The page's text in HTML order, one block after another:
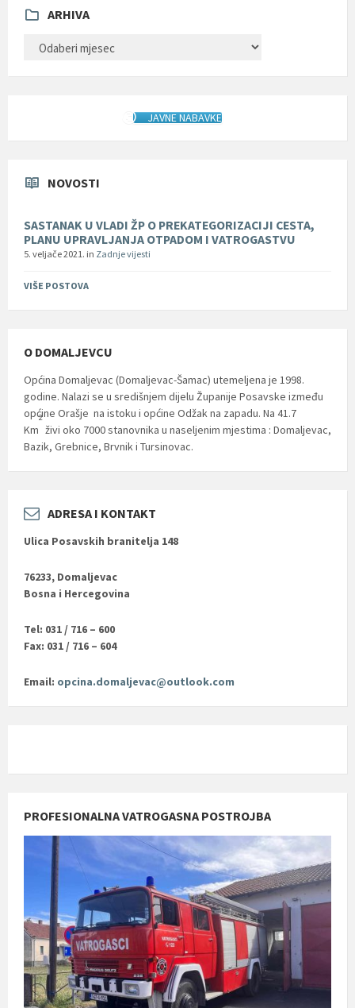
ARHIVA
JAVNE NABAVKE
NOVOSTI
SASTANAK U VLADI ŽP O PREKATEGORIZACIJI CESTA,
PLANU UPRAVLJANJA OTPADOM I VATROGASTVU
5. veljače 2021. in Zadnje vijesti
VIŠE POSTOVA
O DOMALJEVCU
Općina Domaljevac (Domaljevac-Šamac) utemeljena je 1998.
godine. Nalazi se u središnjem dijelu Županije Posavske između
općine Orašje na istoku i općine Odžak na zapadu. Na 41.7
Km
2
živi oko 7000 stanovnika u naseljenim mjestima : Domaljevac,
Bazik, Grebnice, Brvnik i Tursinovac.
ADRESA I KONTAKT
Ulica Posavskih branitelja 148
76233, Domaljevac
Bosna i Hercegovina
Tel: 031 / 716 – 600
Fax: 031 / 716 – 604
Email: opcina.domaljevac@outlook.com
PROFESIONALNA VATROGASNA POSTROJBA